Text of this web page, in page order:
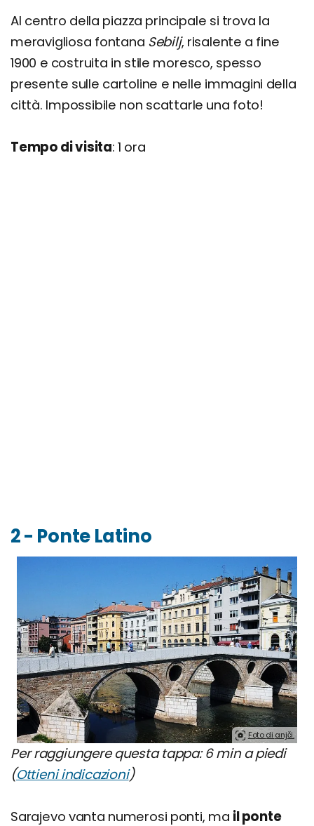
Al centro della piazza principale si trova la
meravigliosa fontana Sebilj, risalente a fine
1900 e costruita in stile moresco, spesso
presente sulle cartoline e nelle immagini della
città. Impossibile non scattarle una foto!
Tempo di visita: 1 ora
2 - Ponte Latino
Foto di anjči.
Per raggiungere questa tappa: 6 min a piedi
(Ottieni indicazioni)
Sarajevo vanta numerosi ponti, ma il ponte